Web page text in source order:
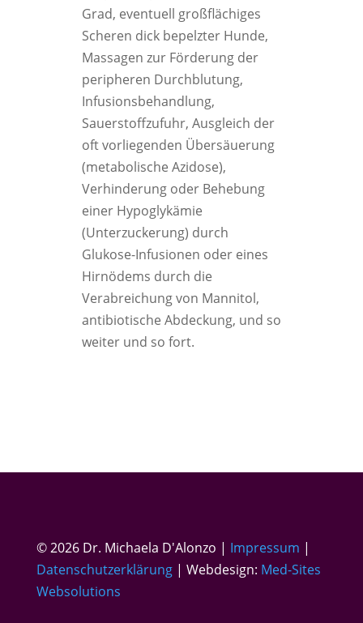
Grad, eventuell großflächiges
Scheren dick bepelzter Hunde,
Massagen zur Förderung der
peripheren Durchblutung,
Infusionsbehandlung,
Sauerstoffzufuhr, Ausgleich der
oft vorliegenden Übersäuerung
(metabolische Azidose),
Verhinderung oder Behebung
einer Hypoglykämie
(Unterzuckerung) durch
Glukose-Infusionen oder eines
Hirnödems durch die
Verabreichung von Mannitol,
antibiotische Abdeckung, und so
weiter und so fort.
© 2026 Dr. Michaela D'Alonzo | Impressum |
Datenschutzerklärung | Webdesign: Med-Sites
Websolutions